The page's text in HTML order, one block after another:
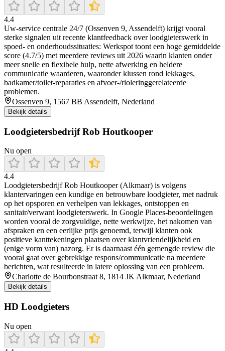
4.4
Uw-service centrale 24/7 (Ossenven 9, Assendelft) krijgt vooral
sterke signalen uit recente klantfeedback over loodgieterswerk in
spoed- en onderhoudssituaties: Werkspot toont een hoge gemiddelde
score (4.7/5) met meerdere reviews uit 2026 waarin klanten onder
meer snelle en flexibele hulp, nette afwerking en heldere
communicatie waarderen, waaronder klussen rond lekkages,
badkamer/toilet-reparaties en afvoer-/rioleringgerelateerde
problemen.
Ossenven 9, 1567 BB Assendelft, Nederland
Bekijk details
Loodgietersbedrijf Rob Houtkooper
Nu open
4.4
Loodgietersbedrijf Rob Houtkooper (Alkmaar) is volgens
klantervaringen een kundige en betrouwbare loodgieter, met nadruk
op het opsporen en verhelpen van lekkages, ontstoppen en
sanitair/verwant loodgieterswerk. In Google Places-beoordelingen
worden vooral de zorgvuldige, nette werkwijze, het nakomen van
afspraken en een eerlijke prijs genoemd, terwijl klanten ook
positieve kanttekeningen plaatsen over klantvriendelijkheid en
(enige vorm van) nazorg. Er is daarnaast één gemengde review die
vooral gaat over gebrekkige respons/communicatie na meerdere
berichten, wat resulteerde in latere oplossing van een probleem.
Charlotte de Bourbonstraat 8, 1814 JK Alkmaar, Nederland
Bekijk details
HD Loodgieters
Nu open